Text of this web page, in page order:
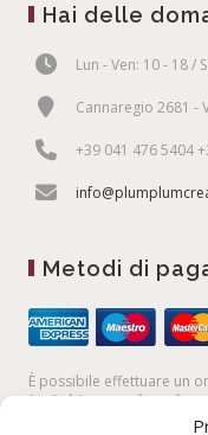
Hai delle
Lun - Ven: 10 - 18 /
Cannaregio 2681 -
+39 041 476 5404
Metodi di
È possibile effettuare un
PayPal,lacarta di credito,